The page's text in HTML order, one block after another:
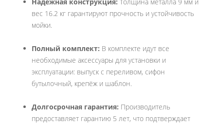
вес 16.2 кг гарантируют прочность и устойчивость
мойки.
Полный комплект: В комплекте идут все
необходимые аксессуары для установки и
эксплуатации: выпуск с переливом, сифон
бутылочный, крепёж и шаблон.
Долгосрочная гарантия: Производитель
предоставляет гарантию 5 лет, что подтверждает